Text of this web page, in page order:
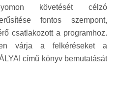
követését célzó
fontos szempont,
csatlakozott a programhoz.
várja a felkéréseket a
című könyv bemutatását